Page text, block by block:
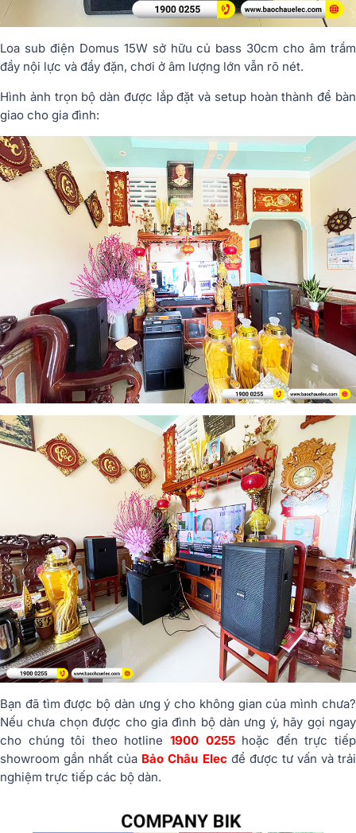
Loa sub điện Domus 15W sở hữu củ bass 30cm cho âm trầm
đầy nội lực và đầy đặn, chơi ở âm lượng lớn vẫn rõ nét.
Hình ảnh trọn bộ dàn được lắp đặt và setup hoàn thành để bàn
giao cho gia đình:
Bạn đã tìm được bộ dàn ưng ý cho không gian của mình chưa?
Nếu chưa chọn được cho gia đình bộ dàn ưng ý, hãy gọi ngay
cho chúng tôi theo hotline 1900 0255hoặc đến trực tiếp
showroom gần nhất của Bảo Châu Elec để được tư vấn và trải
nghiệm trực tiếp các bộ dàn.